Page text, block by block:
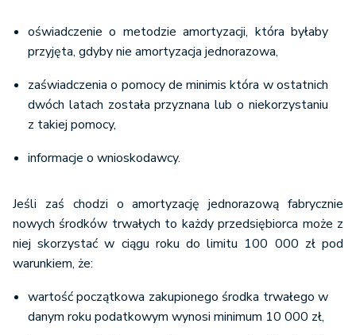
oświadczenie o metodzie amortyzacji, która byłaby
przyjęta, gdyby nie amortyzacja jednorazowa,
zaświadczenia o pomocy de minimis która w ostatnich
dwóch latach została przyznana lub o niekorzystaniu
z takiej pomocy,
informacje o wnioskodawcy.
Jeśli zaś chodzi o amortyzację jednorazową fabrycznie
nowych środków trwałych to każdy przedsiębiorca może z
niej skorzystać w ciągu roku do limitu 100 000 zł pod
warunkiem, że:
wartość początkowa zakupionego środka trwałego w
danym roku podatkowym wynosi minimum 10 000 zł,